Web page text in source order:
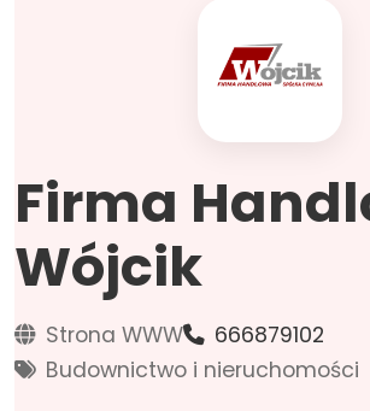
Firma
Wójcik
Strona WWW
666879102
Budownictwo i nieruchomości